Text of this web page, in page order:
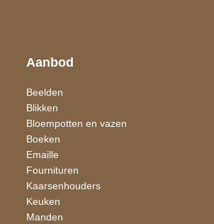
Aanbod
Beelden
Blikken
Bloempotten en vazen
Boeken
Emaille
Fournituren
Kaarsen​houders
Keuken
Manden